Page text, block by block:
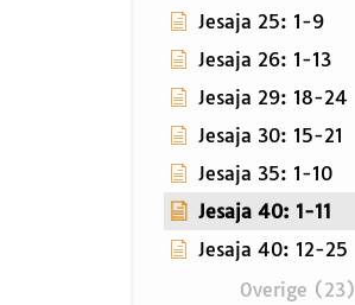
Jesaja 25: 1-9
Jesaja 26: 1-13
Jesaja 29: 18-24
Jesaja 30: 15-21
Jesaja 35: 1-10
Jesaja 40: 1-11
Jesaja 40: 12-25
Overige (23)